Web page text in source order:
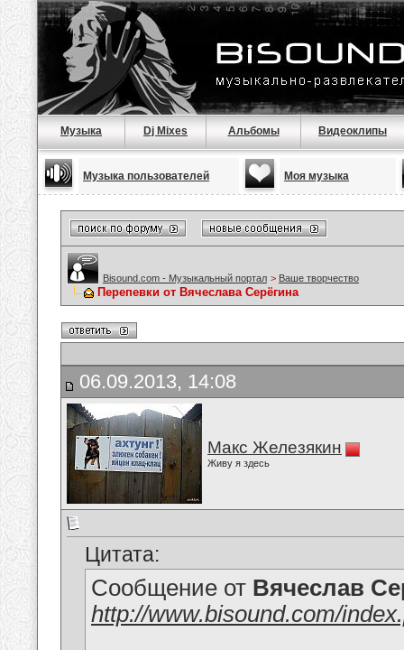
Музыка Dj Mixes Альбомы Видеоклипы
Музыка пользователей Моя музыка
Bisound.com - Музыкальный портал > Ваше творчество
Перепевки от Вячеслава Серёгина
06.09.2013, 14:08
Макс Железякин
Живу я здесь
Цитата:
Сообщение от Вячеслав
http://www.bisound.com/